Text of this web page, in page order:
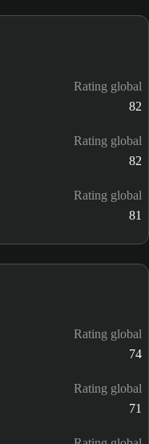
Rating global
82
Rating global
82
Rating global
81
Rating global
74
Rating global
71